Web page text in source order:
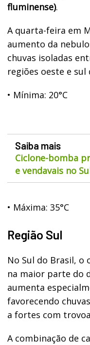
fluminense).
A quarta-feira em
aumento da
chuvas isoladas
regiões oeste e sul
• Mínima: 20°C
Saiba mais
Ciclone-bomba
e vendavais no
• Máxima: 35°C
Região Sul
No Sul do Brasil, o
na maior parte do
aumenta
favorecendo
a fortes com
A combinação de